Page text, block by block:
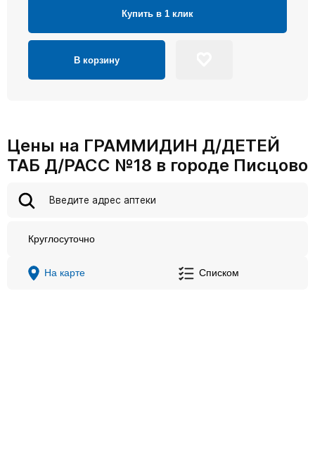
Купить в 1 клик
В корзину
Цены на ГРАММИДИН Д/ДЕТЕЙ
ТАБ Д/РАСС №18 в городе Писцово
Круглосуточно
На карте Списком